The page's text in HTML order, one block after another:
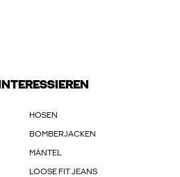
HOSEN
BOMBERJACKEN
MÄNTEL
LOOSE FIT JEANS